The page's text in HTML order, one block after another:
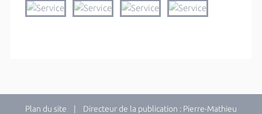
Plan du site | Directeur de la publication : Pierre-Mathieu